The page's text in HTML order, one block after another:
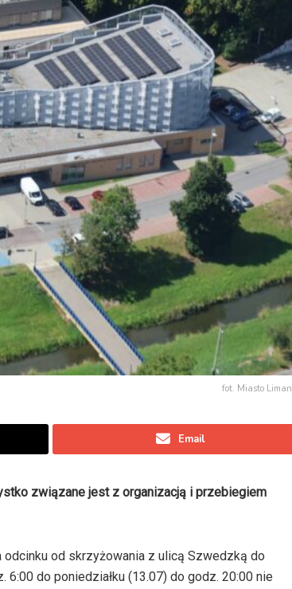
fot. Miasto
Email
związane jest z organizacją i przebiegiem
odcinku od skrzyżowania z ulicą Szwedzką do
do poniedziałku (13.07) do godz. 20:00 nie